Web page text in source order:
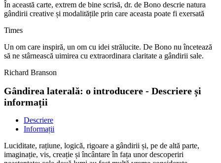
În această carte, extrem de bine scrisă, dr. de Bono descrie natura
gândirii creative și modalitățile prin care aceasta poate fi exersată
Times
Un om care inspiră, un om cu idei strălucite. De Bono nu încetează
să ne stârnească uimirea cu extraordinara claritate a gândirii sale.
Richard Branson
Gândirea laterală: o introducere - Descriere și
informații
Descriere
Informații
Luciditate, rațiune, logică, rigoare a gândirii și, pe de altă parte,
imaginație, vis, creație și încântare în fața unor descoperiri